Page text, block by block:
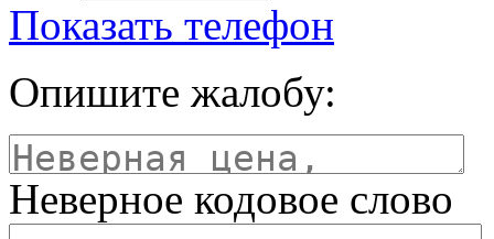
Показать телефон
Опишите жалобу:
Неверное кодовое слово